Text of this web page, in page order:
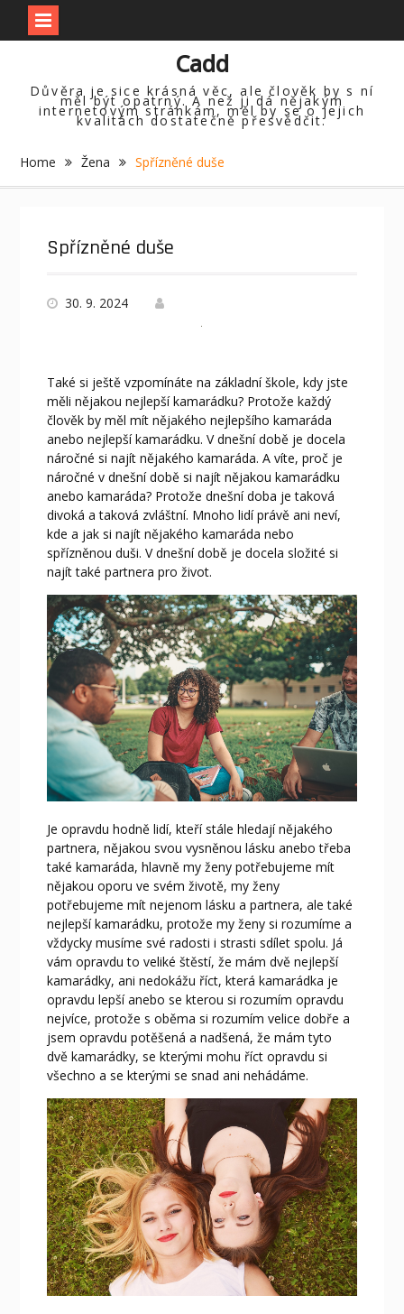
content
Cadd
Důvěra je sice krásná věc, ale člověk by s ní
měl být opatrný. A než ji dá nějakým
internetovým stránkám, měl by se o jejich
kvalitách dostatečně přesvědčit.
Home Žena Spřízněné duše
Spřízněné duše
30. 9. 2024
Také si ještě vzpomínáte na základní škole, kdy jste
měli nějakou nejlepší kamarádku? Protože každý
člověk by měl mít nějakého nejlepšího kamaráda
anebo nejlepší kamarádku. V dnešní době je docela
náročné si najít nějakého kamaráda. A víte, proč je
náročné v dnešní době si najít nějakou kamarádku
anebo kamaráda? Protože dnešní doba je taková
divoká a taková zvláštní. Mnoho lidí právě ani neví,
kde a jak si najít nějakého kamaráda nebo
spřízněnou duši. V dnešní době je docela složité si
najít také partnera pro život.
Je opravdu hodně lidí, kteří stále hledají nějakého
partnera, nějakou svou vysněnou lásku anebo třeba
také kamaráda, hlavně my ženy potřebujeme mít
nějakou oporu ve svém životě, my ženy
potřebujeme mít nejenom lásku a partnera, ale také
nejlepší kamarádku, protože my ženy si rozumíme a
vždycky musíme své radosti i strasti sdílet spolu. Já
vám opravdu to veliké štěstí, že mám dvě nejlepší
kamarádky, ani nedokážu říct, která kamarádka je
opravdu lepší anebo se kterou si rozumím opravdu
nejvíce, protože s oběma si rozumím velice dobře a
jsem opravdu potěšená a nadšená, že mám tyto
dvě kamarádky, se kterými mohu říct opravdu si
všechno a se kterými se snad ani nehádáme.